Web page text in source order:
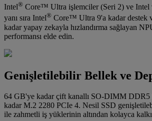
Intel® Core™ Ultra işlemciler (Seri 2) ve Intel
yanı sıra Intel® Core™ Ultra 9'a kadar destek
kadar yapay zekayla hızlandırma sağlayan
performansı elde edin.
Genişletilebilir Bellek ve
64 GB'ye kadar çift kanallı SO-DIMM
kadar M.2 2280 PCIe 4. Nesil SSD
ile zahmetli iş yüklerinin altından kolayca